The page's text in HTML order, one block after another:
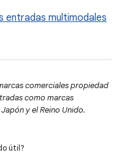
entradas multimodales
comerciales propiedad
como marcas
y el Reino Unido.
útil?